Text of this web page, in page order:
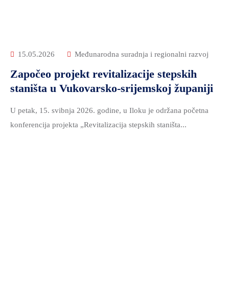
15.05.2026 Međunarodna suradnja i regionalni razvoj
Započeo projekt revitalizacije stepskih
staništa u Vukovarsko-srijemskoj županiji
U petak, 15. svibnja 2026. godine, u Iloku je održana početna
konferencija projekta „Revitalizacija stepskih staništa...